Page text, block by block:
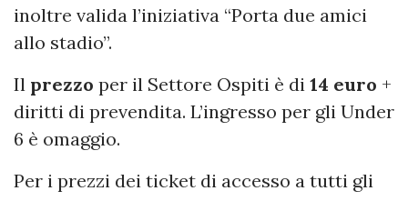
inoltre valida l’iniziativa “Porta due amici
allo stadio”.
Il prezzo per il Settore Ospiti è di 14 euro +
diritti di prevendita. L’ingresso per gli Under
6 è omaggio.
Per i prezzi dei ticket di accesso a tutti gli